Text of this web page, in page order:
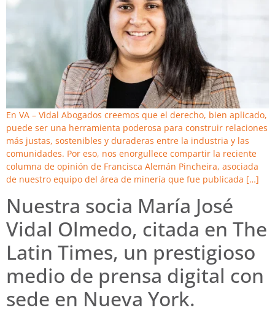
En VA – Vidal Abogados creemos que el derecho, bien aplicado,
puede ser una herramienta poderosa para construir relaciones
más justas, sostenibles y duraderas entre la industria y las
comunidades. Por eso, nos enorgullece compartir la reciente
columna de opinión de Francisca Alemán Pincheira, asociada
de nuestro equipo del área de minería que fue publicada […]
Nuestra socia María José
Vidal Olmedo, citada en The
Latin Times, un prestigioso
medio de prensa digital con
sede en Nueva York.